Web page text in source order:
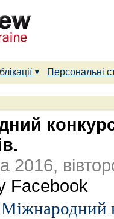
Персональні
2016,
Facebook
Міжнародний